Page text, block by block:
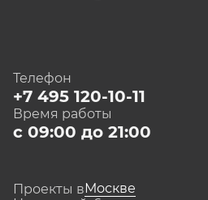
Телефон
+7 495 120-10-11
Время работы
с 09:00 до 21:00
Проекты вМоскве